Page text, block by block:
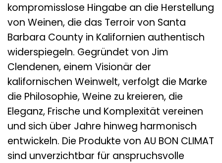
kompromisslose Hingabe an die Herstellung
von Weinen, die das Terroir von Santa
Barbara County in Kalifornien authentisch
widerspiegeln. Gegründet von Jim
Clendenen, einem Visionär der
kalifornischen Weinwelt, verfolgt die Marke
die Philosophie, Weine zu kreieren, die
Eleganz, Frische und Komplexität vereinen
und sich über Jahre hinweg harmonisch
entwickeln. Die Produkte von AU BON CLIMAT
sind unverzichtbar für anspruchsvolle